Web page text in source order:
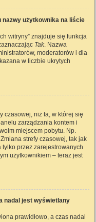
nazwy użytkownika na liście
witryny” znajduje się funkcja
Tak. Nazwa
moderatorów i dla
w liczbie ukrytych
czasowej, niż ta, w której się
zarządzania kontem i
miejscem pobytu. Np.
strefy czasowej, tak jak
przez zarejestrowanych
użytkownikiem – teraz jest
nadal jest wyświetlany
prawidłowo, a czas nadal